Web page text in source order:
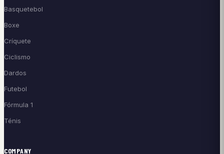
Basquetebol
Boxe
Críquete
Ciclismo
Dardos
Futebol
Fórmula 1
Ténis
COMPANY